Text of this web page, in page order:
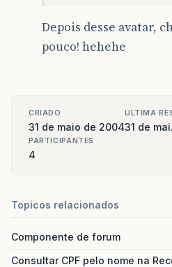
Depois desse avatar,
pouco! hehehe
CRIADO
31 de maio de 2004
ULTIMA
31 de
PARTICIPANTES
4
Topicos relacionados
Componente de forum
Consultar CPF pelo nome na